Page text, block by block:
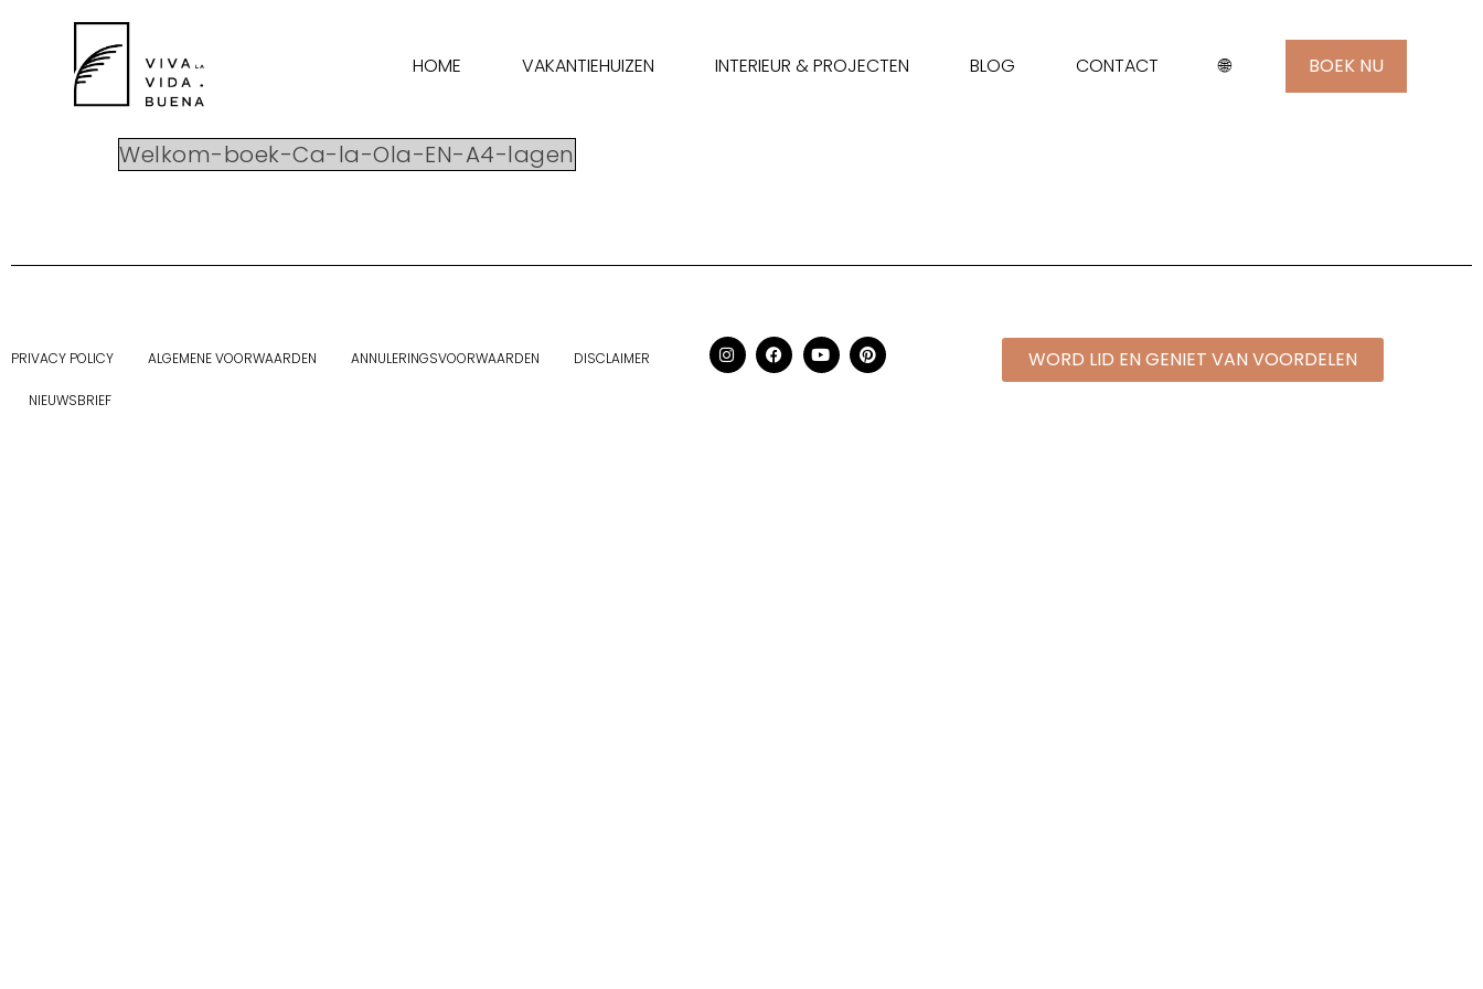
HOME VAKANTIEHUIZEN INTERIEUR & PROJECTEN BLOG CONTACT 🌐 BOEK NU
Welkom-boek-Ca-la-Ola-EN-A4-lagen
PRIVACY POLICY ALGEMENE VOORWAARDEN ANNULERINGSVOORWAARDEN DISCLAIMER
NIEUWSBRIEF
WORD LID EN GENIET VAN VOORDELEN